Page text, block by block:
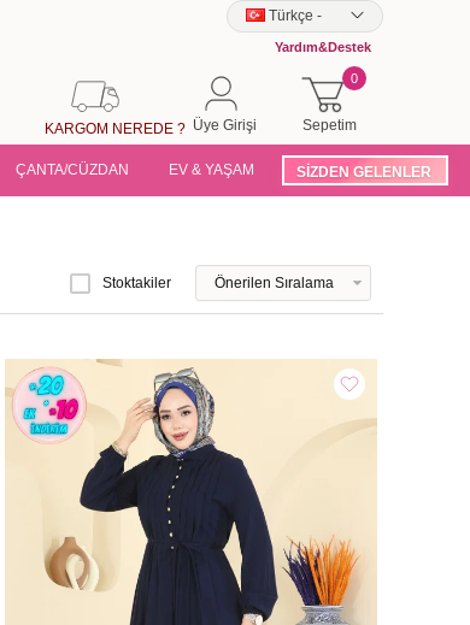
Türkçe -
Yardım&Destek
Sepetim
0
Üye Girişi
KARGOM NEREDE ?
ÇANTA/CÜZDAN EV & YAŞAM SİZDEN GELENLER
Stoktakiler